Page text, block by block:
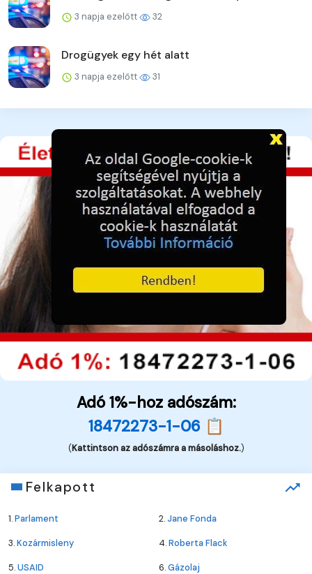
3 napja ezelőtt 32
Drogügyek egy hét alatt
3 napja ezelőtt 31
Adó 1%-hoz adószám:
18472273-1-06 📋
(Kattintson az adószámra a másoláshoz.)
Felkapott
1.Parlament 2.Jane Fonda
3.Kozármisleny 4.Roberta Flack
5.USAID 6.Gázolaj